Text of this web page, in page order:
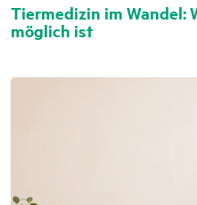
Tiermedizin im Wandel:
möglich ist